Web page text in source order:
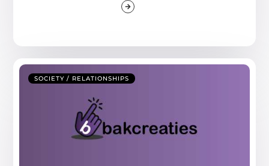
SOCIETY / RELATIONSHIPS